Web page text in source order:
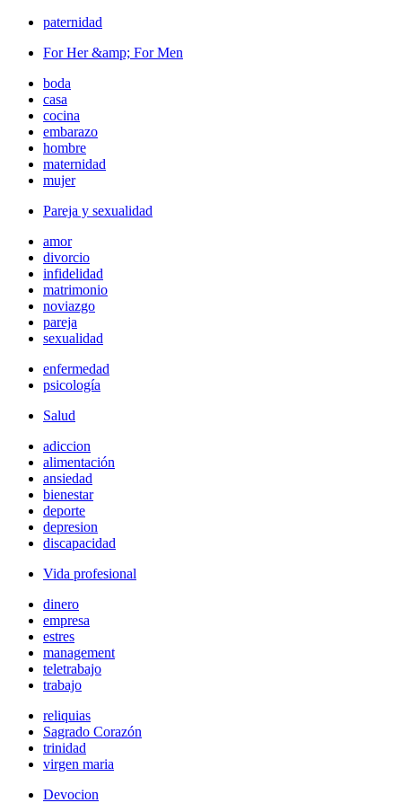
paternidad
For Her &amp; For Men
boda
casa
cocina
embarazo
hombre
maternidad
mujer
Pareja y sexualidad
amor
divorcio
infidelidad
matrimonio
noviazgo
pareja
sexualidad
enfermedad
psicología
Salud
adiccion
alimentación
ansiedad
bienestar
deporte
depresion
discapacidad
Vida profesional
dinero
empresa
estres
management
teletrabajo
trabajo
reliquias
Sagrado Corazón
trinidad
virgen maria
Devocion